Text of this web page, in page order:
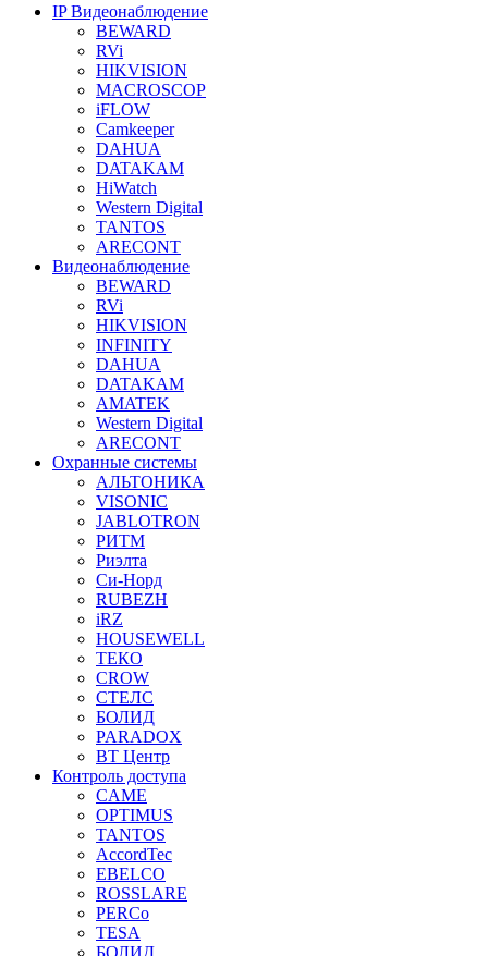
IP Видеонаблюдение
BEWARD
RVi
HIKVISION
MACROSCOP
iFLOW
Camkeeper
DAHUA
DATAKAM
HiWatch
Western Digital
TANTOS
ARECONT
Видеонаблюдение
BEWARD
RVi
HIKVISION
INFINITY
DAHUA
DATAKAM
AMATEK
Western Digital
ARECONT
Охранные системы
АЛЬТОНИКА
VISONIC
JABLOTRON
РИТМ
Риэлта
Си-Норд
RUBEZH
iRZ
HOUSEWELL
ТЕКО
CROW
СТЕЛС
БОЛИД
PARADOX
ВТ Центр
Контроль доступа
CAME
OPTIMUS
TANTOS
AccordTec
EBELCO
ROSSLARE
PERCo
TESA
БОЛИД